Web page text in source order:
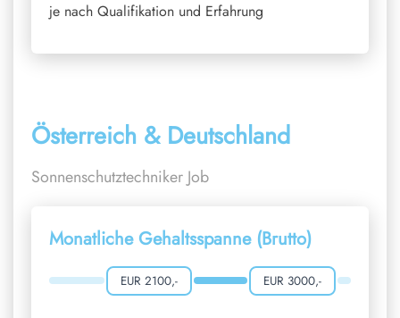
je nach Qualifikation und Erfahrung
Österreich & Deutschland
Sonnenschutztechniker Job
Monatliche Gehaltsspanne (Brutto)
EUR 2100,- EUR 3000,-